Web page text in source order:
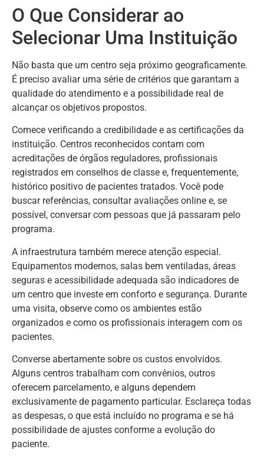
O Que Considerar ao
Selecionar Uma Instituição
Não basta que um centro seja próximo geograficamente.
É preciso avaliar uma série de critérios que garantam a
qualidade do atendimento e a possibilidade real de
alcançar os objetivos propostos.
Comece verificando a credibilidade e as certificações da
instituição. Centros reconhecidos contam com
acreditações de órgãos reguladores, profissionais
registrados em conselhos de classe e, frequentemente,
histórico positivo de pacientes tratados. Você pode
buscar referências, consultar avaliações online e, se
possível, conversar com pessoas que já passaram pelo
programa.
A infraestrutura também merece atenção especial.
Equipamentos modernos, salas bem ventiladas, áreas
seguras e acessibilidade adequada são indicadores de
um centro que investe em conforto e segurança. Durante
uma visita, observe como os ambientes estão
organizados e como os profissionais interagem com os
pacientes.
Converse abertamente sobre os custos envolvidos.
Alguns centros trabalham com convênios, outros
oferecem parcelamento, e alguns dependem
exclusivamente de pagamento particular. Esclareça todas
as despesas, o que está incluído no programa e se há
possibilidade de ajustes conforme a evolução do
paciente.